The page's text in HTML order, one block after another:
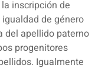
inscripción de
de género
del apellido paterno
progenitores
Igualmente